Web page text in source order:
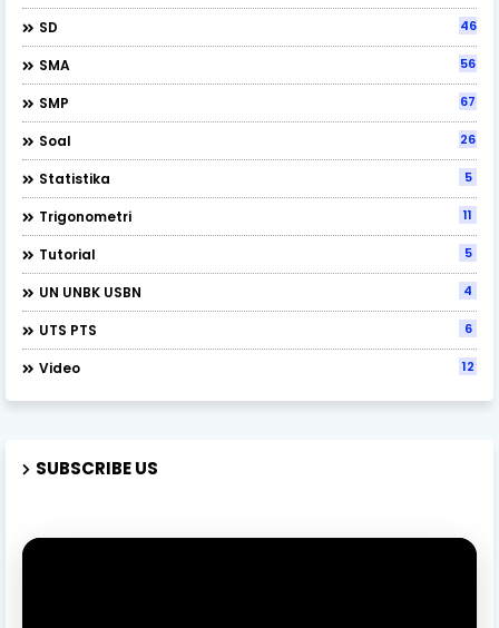
SD 46
SMA 56
SMP 67
Soal 26
Statistika 5
Trigonometri 11
Tutorial 5
UN UNBK USBN 4
UTS PTS 6
Video 12
SUBSCRIBE US